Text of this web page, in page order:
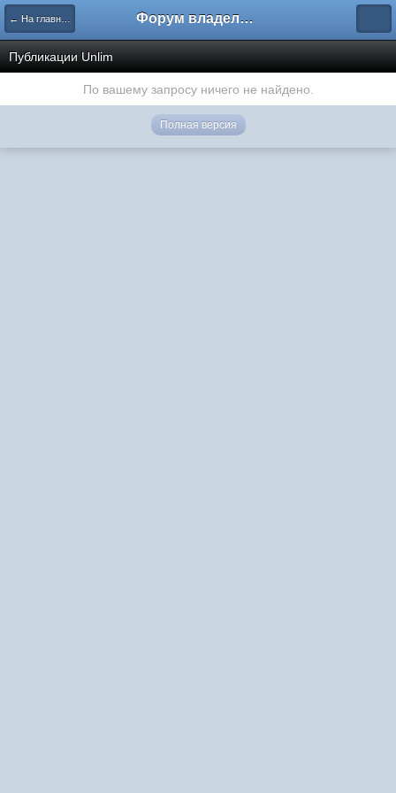
← На главную Форум владельцев интернет-магазинов
Публикации Unlim
По вашему запросу ничего не найдено.
Полная версия